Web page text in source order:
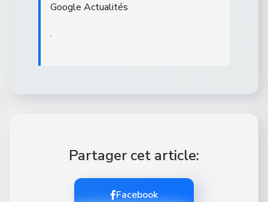
Google Actualités
.
Partager cet article:
Facebook